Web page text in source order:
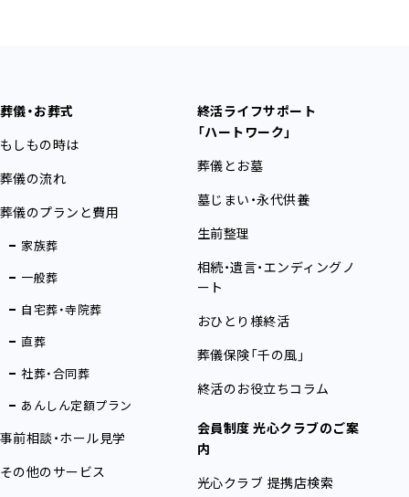
葬儀・お葬式
もしもの時は
葬儀の流れ
葬儀のプランと費用
家族葬
一般葬
自宅葬・寺院葬
直葬
社葬・合同葬
あんしん定額プラン
事前相談・ホール見学
その他のサービス
終活ライフサポート
「ハートワーク」
葬儀とお墓
墓じまい・永代供養
生前整理
相続・遺言・エンディングノ
ート
おひとり様終活
葬儀保険「千の風」
終活のお役立ちコラム
会員制度 光心クラブのご案
内
光心クラブ 提携店検索